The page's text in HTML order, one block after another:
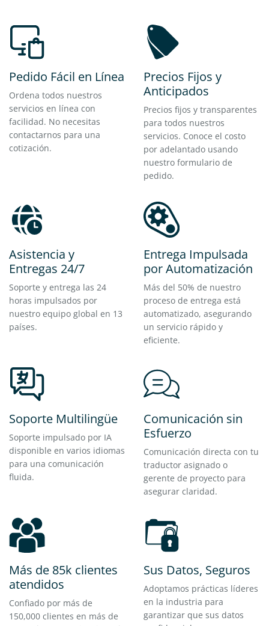
Pedido Fácil en Línea
Ordena todos nuestros
servicios en línea con
facilidad. No necesitas
contactarnos para una
cotización.
Precios Fijos y
Anticipados
Precios fijos y transparentes
para todos nuestros
servicios. Conoce el costo
por adelantado usando
nuestro formulario de
pedido.
Asistencia y
Entregas 24/7
Soporte y entrega las 24
horas impulsados por
nuestro equipo global en 13
países.
Entrega Impulsada
por Automatización
Más del 50% de nuestro
proceso de entrega está
automatizado, asegurando
un servicio rápido y
eficiente.
Soporte Multilingüe
Soporte impulsado por IA
disponible en varios idiomas
para una comunicación
fluida.
Comunicación sin
Esfuerzo
Comunicación directa con tu
traductor asignado o
gerente de proyecto para
asegurar claridad.
Más de 85k clientes
atendidos
Confiado por más de
150,000 clientes en más de
Sus Datos, Seguros
Adoptamos prácticas líderes
en la industria para
garantizar que sus datos